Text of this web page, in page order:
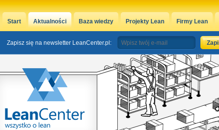
Start Aktualności Baza wiedzy Projekty Lean Firmy Lean
Zapisz się na newsletter LeanCenter.pl: